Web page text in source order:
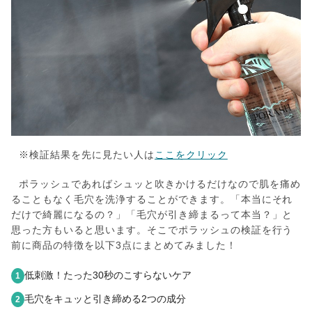
※検証結果を先に見たい人はここをクリック
ポラッシュであればシュッと吹きかけるだけなので肌を痛め
ることもなく毛穴を洗浄することができます。「本当にそれ
だけで綺麗になるの？」「毛穴が引き締まるって本当？」と
思った方もいると思います。そこでポラッシュの検証を行う
前に商品の特徴を以下3点にまとめてみました！
1 低刺激！たった30秒のこすらないケア
2 毛穴をキュッと引き締める2つの成分